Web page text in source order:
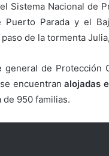
Sistema Nacional de
Parada y el
de la tormenta
de Protección
encuentranalojadas
950 familias.